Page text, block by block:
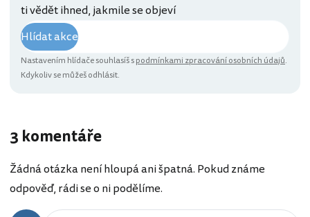
ti vědět ihned, jakmile se objeví
Hlídat akce
Nastavením hlídače souhlasíš spodmínkami zpracování osobních údajů.
Kdykoliv se můžeš odhlásit.
3 komentáře
Žádná otázka není hloupá ani špatná. Pokud známe
odpověď, rádi se o ni podělíme.